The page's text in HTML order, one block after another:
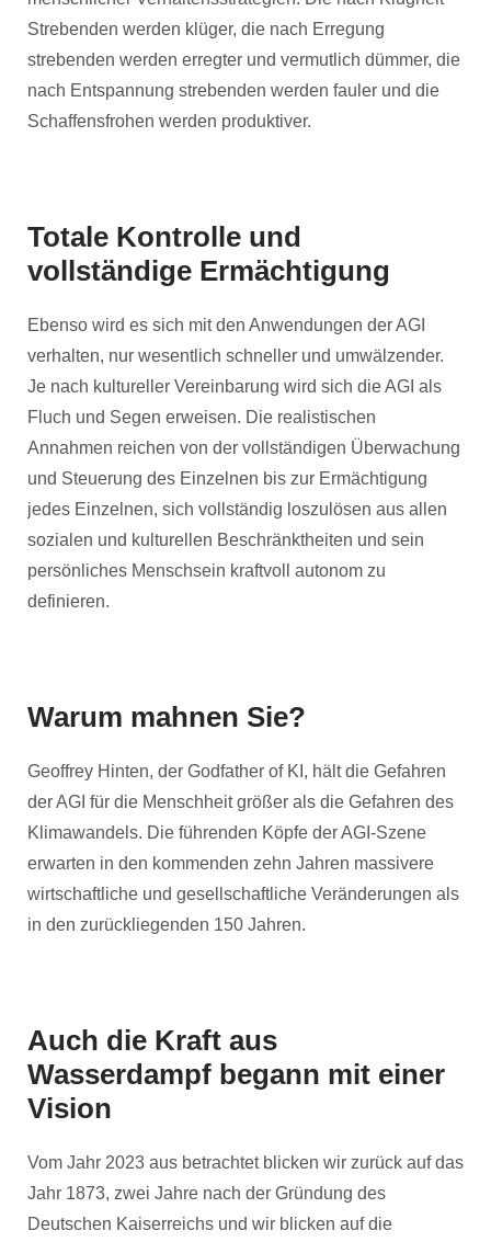
Strebenden werden klüger, die nach Erregung
strebenden werden erregter und vermutlich dümmer, die
nach Entspannung strebenden werden fauler und die
Schaffensfrohen werden produktiver.
Totale Kontrolle und
vollständige Ermächtigung
Ebenso wird es sich mit den Anwendungen der AGI
verhalten, nur wesentlich schneller und umwälzender.
Je nach kultureller Vereinbarung wird sich die AGI als
Fluch und Segen erweisen. Die realistischen
Annahmen reichen von der vollständigen Überwachung
und Steuerung des Einzelnen bis zur Ermächtigung
jedes Einzelnen, sich vollständig loszulösen aus allen
sozialen und kulturellen Beschränktheiten und sein
persönliches Menschsein kraftvoll autonom zu
definieren.
Warum mahnen Sie?
Geoffrey Hinten, der Godfather of KI, hält die Gefahren
der AGI für die Menschheit größer als die Gefahren des
Klimawandels. Die führenden Köpfe der AGI-Szene
erwarten in den kommenden zehn Jahren massivere
wirtschaftliche und gesellschaftliche Veränderungen als
in den zurückliegenden 150 Jahren.
Auch die Kraft aus
Wasserdampf begann mit einer
Vision
Vom Jahr 2023 aus betrachtet blicken wir zurück auf das
Jahr 1873, zwei Jahre nach der Gründung des
Deutschen Kaiserreichs und wir blicken auf die